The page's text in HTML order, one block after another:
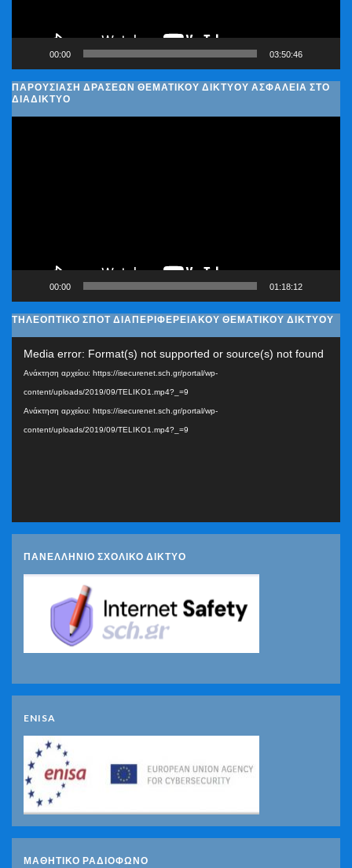
00:00 03:50:46
ΠΑΡΟΥΣΊΑΣΗ ΔΡΆΣΕΩΝ ΘΕΜΑΤΙΚΟΎ ΔΙΚΤΎΟΥ ΑΣΦΆΛΕΙΑ ΣΤΟ
ΔΙΑΔΊΚΤΥΟ
00:00 01:18:12
ΤΗΛΕΟΠΤΙΚΟ ΣΠΟΤ ΔΙΑΠΕΡΙΦΕΡΕΙΑΚΟΥ ΘΕΜΑΤΙΚΟΥ ΔΙΚΤΥΟΥ
Media error: Format(s) not supported or source(s) not found
Ανάκτηση αρχείου: https://isecurenet.sch.gr/portal/wp-
content/uploads/2019/09/TELIKO1.mp4?_=9
Ανάκτηση αρχείου: https://isecurenet.sch.gr/portal/wp-
content/uploads/2019/09/TELIKO1.mp4?_=9
ΠΑΝΕΛΛΗΝΙΟ ΣΧΟΛΙΚΟ ΔΙΚΤΥΟ
ENISA
ΜΑΘΗΤΙΚΟ ΡΑΔΙΟΦΩΝΟ